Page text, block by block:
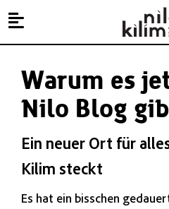
Warum es
Nilo Blog
Ein neuer Ort für
Kilim steckt
Es hat ein bisschen